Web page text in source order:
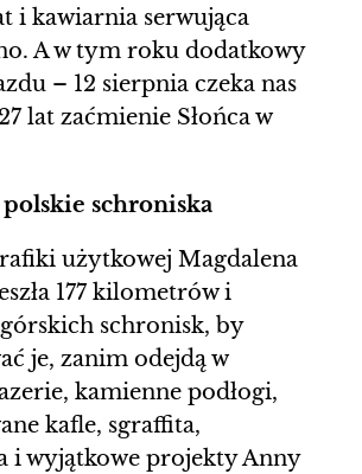
i kawiarnia serwująca
A w tym roku dodatkowy
– 12 sierpnia czeka nas
lat zaćmienie Słońca w
schroniska
użytkowej Magdalena
177 kilometrów i
schronisk, by
je, zanim odejdą w
kamienne podłogi,
kafle, sgraffita,
i wyjątkowe projekty Anny